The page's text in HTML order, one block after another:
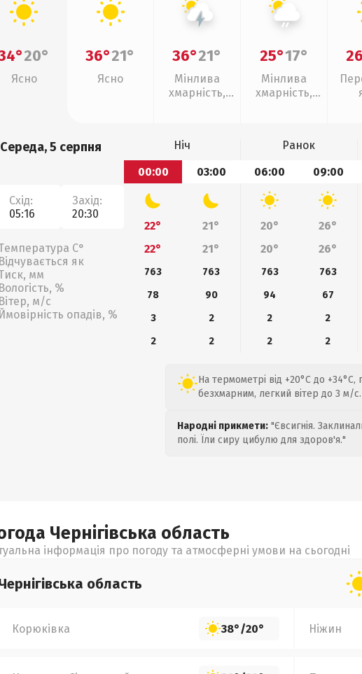
20°
Ясно
36°21°
Ясно
36°21°
Мінлива
хмарність,
25°17°
Мінлива
хмарність,
Середа, 5 серпня
Схід:
05:16
Захід:
20:30
С°
Відчувається як
мм
Вологість, %
Вітер, м/с
Ймовірність опадів, %
Ніч Ранок
00:00
03:00 06:00 09:00
22° 21° 20° 26°
22°
21° 20° 26°
763 763 763 763
78
90 94 67
3
2 2 2
2
2 2 2
На термометрі від +20°C до
безхмарним, легкий вітер до 3 м/с.
Народні прикмети: "Євсигнія.
полі. Їли сиру цибулю для здоров'я."
Чернігівська область
інформація про погоду та атмосферні умови на сьогодні
область
Корюківка 38°/20° Ніжин